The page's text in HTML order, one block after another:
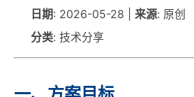
日期: 2026-05-28 | 来源: 原创
分类: 技术分享